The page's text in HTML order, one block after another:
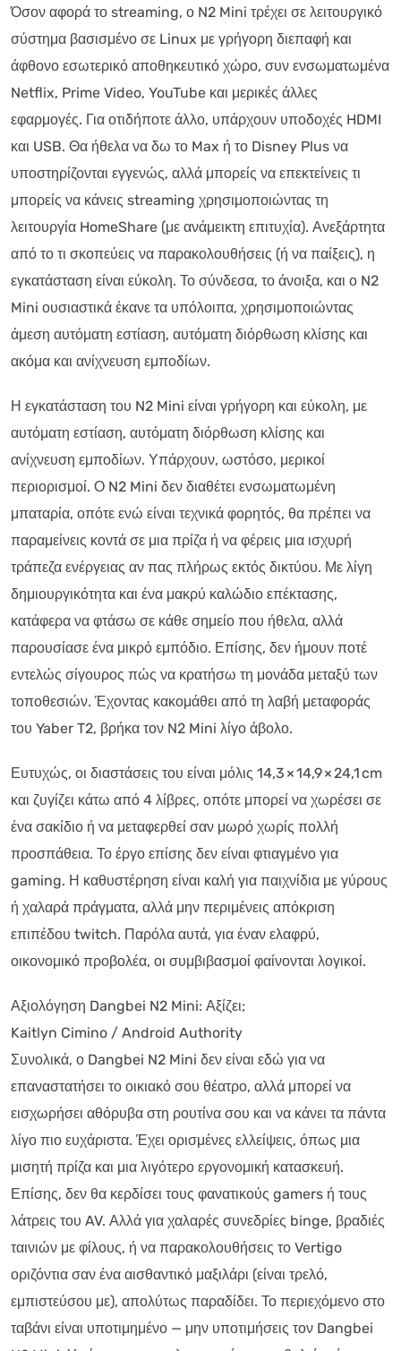
Όσον αφορά το streaming, ο N2 Mini τρέχει σε λειτουργικό
σύστημα βασισμένο σε Linux με γρήγορη διεπαφή και
άφθονο εσωτερικό αποθηκευτικό χώρο, συν ενσωματωμένα
Netflix, Prime Video, YouTube και μερικές άλλες
εφαρμογές. Για οτιδήποτε άλλο, υπάρχουν υποδοχές HDMI
και USB. Θα ήθελα να δω το Max ή το Disney Plus να
υποστηρίζονται εγγενώς, αλλά μπορείς να επεκτείνεις τι
μπορείς να κάνεις streaming χρησιμοποιώντας τη
λειτουργία HomeShare (με ανάμεικτη επιτυχία). Ανεξάρτητα
από το τι σκοπεύεις να παρακολουθήσεις (ή να παίξεις), η
εγκατάσταση είναι εύκολη. Το σύνδεσα, το άνοιξα, και ο N2
Mini ουσιαστικά έκανε τα υπόλοιπα, χρησιμοποιώντας
άμεση αυτόματη εστίαση, αυτόματη διόρθωση κλίσης και
ακόμα και ανίχνευση εμποδίων.
Η εγκατάσταση του N2 Mini είναι γρήγορη και εύκολη, με
αυτόματη εστίαση, αυτόματη διόρθωση κλίσης και
ανίχνευση εμποδίων. Υπάρχουν, ωστόσο, μερικοί
περιορισμοί. Ο N2 Mini δεν διαθέτει ενσωματωμένη
μπαταρία, οπότε ενώ είναι τεχνικά φορητός, θα πρέπει να
παραμείνεις κοντά σε μια πρίζα ή να φέρεις μια ισχυρή
τράπεζα ενέργειας αν πας πλήρως εκτός δικτύου. Με λίγη
δημιουργικότητα και ένα μακρύ καλώδιο επέκτασης,
κατάφερα να φτάσω σε κάθε σημείο που ήθελα, αλλά
παρουσίασε ένα μικρό εμπόδιο. Επίσης, δεν ήμουν ποτέ
εντελώς σίγουρος πώς να κρατήσω τη μονάδα μεταξύ των
τοποθεσιών. Έχοντας κακομάθει από τη λαβή μεταφοράς
του Yaber T2, βρήκα τον N2 Mini λίγο άβολο.
Ευτυχώς, οι διαστάσεις του είναι μόλις 14,3 × 14,9 × 24,1 cm
και ζυγίζει κάτω από 4 λίβρες, οπότε μπορεί να χωρέσει σε
ένα σακίδιο ή να μεταφερθεί σαν μωρό χωρίς πολλή
προσπάθεια. Το έργο επίσης δεν είναι φτιαγμένο για
gaming. Η καθυστέρηση είναι καλή για παιχνίδια με γύρους
ή χαλαρά πράγματα, αλλά μην περιμένεις απόκριση
επιπέδου twitch. Παρόλα αυτά, για έναν ελαφρύ,
οικονομικό προβολέα, οι συμβιβασμοί φαίνονται λογικοί.
Αξιολόγηση Dangbei N2 Mini: Αξίζει;
Kaitlyn Cimino / Android Authority
Συνολικά, ο Dangbei N2 Mini δεν είναι εδώ για να
επαναστατήσει το οικιακό σου θέατρο, αλλά μπορεί να
εισχωρήσει αθόρυβα στη ρουτίνα σου και να κάνει τα πάντα
λίγο πιο ευχάριστα. Έχει ορισμένες ελλείψεις, όπως μια
μισητή πρίζα και μια λιγότερο εργονομική κατασκευή.
Επίσης, δεν θα κερδίσει τους φανατικούς gamers ή τους
λάτρεις του AV. Αλλά για χαλαρές συνεδρίες binge, βραδιές
ταινιών με φίλους, ή να παρακολουθήσεις το Vertigo
οριζόντια σαν ένα αισθαντικό μαξιλάρι (είναι τρελό,
εμπιστεύσου με), απολύτως παραδίδει. Το περιεχόμενο στο
ταβάνι είναι υποτιμημένο — μην υποτιμήσεις τον Dangbei